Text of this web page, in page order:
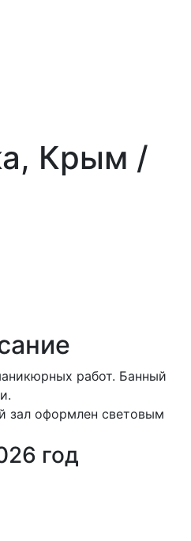
Крым /
работ. Банный
зал оформлен световым
год